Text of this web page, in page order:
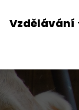
Vzdělávání